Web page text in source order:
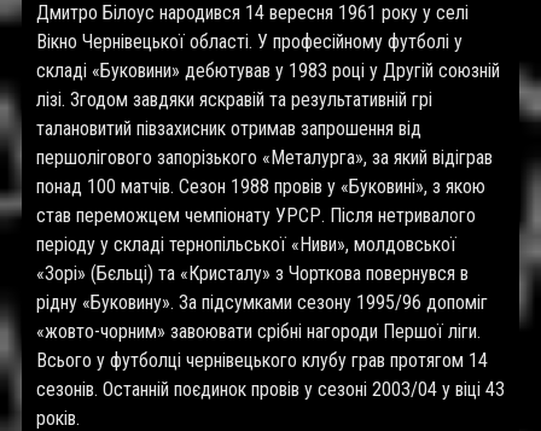
Дмитро Білоус народився 14 вересня 1961 року у селі
Вікно Чернівецької області. У професійному футболі у
складі «Буковини» дебютував у 1983 році у Другій союзній
лізі. Згодом завдяки яскравій та результативній грі
талановитий півзахисник отримав запрошення від
першолігового запорізького «Металурга», за який відіграв
понад 100 матчів. Сезон 1988 провів у «Буковині», з якою
став переможцем чемпіонату УРСР. Після нетривалого
періоду у складі тернопільської «Ниви», молдовської
«Зорі» (Бєльці) та «Кристалу» з Чорткова повернувся в
рідну «Буковину». За підсумками сезону 1995/96 допоміг
«жовто-чорним» завоювати срібні нагороди Першої ліги.
Всього у футболці чернівецького клубу грав протягом 14
сезонів. Останній поєдинок провів у сезоні 2003/04 у віці 43
років.